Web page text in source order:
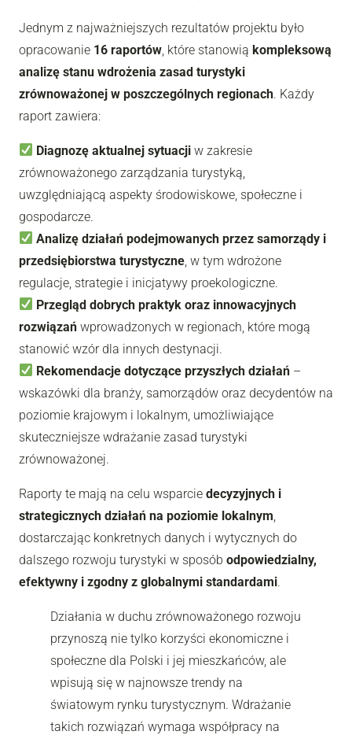
Jednym z najważniejszych rezultatów projektu było
opracowanie 16 raportów, które stanowią kompleksową
analizę stanu wdrożenia zasad turystyki
zrównoważonej w poszczególnych regionach. Każdy
raport zawiera:
Diagnozę aktualnej sytuacji w zakresie
zrównoważonego zarządzania turystyką,
uwzględniającą aspekty środowiskowe, społeczne i
gospodarcze.
Analizę działań podejmowanych przez samorządy i
przedsiębiorstwa turystyczne, w tym wdrożone
regulacje, strategie i inicjatywy proekologiczne.
Przegląd dobrych praktyk oraz innowacyjnych
rozwiązań wprowadzonych w regionach, które mogą
stanowić wzór dla innych destynacji.
Rekomendacje dotyczące przyszłych działań –
wskazówki dla branży, samorządów oraz decydentów na
poziomie krajowym i lokalnym, umożliwiające
skuteczniejsze wdrażanie zasad turystyki
zrównoważonej.
Raporty te mają na celu wsparcie decyzyjnych i
strategicznych działań na poziomie lokalnym,
dostarczając konkretnych danych i wytycznych do
dalszego rozwoju turystyki w sposób odpowiedzialny,
efektywny i zgodny z globalnymi standardami.
Działania w duchu zrównoważonego rozwoju
przynoszą nie tylko korzyści ekonomiczne i
społeczne dla Polski i jej mieszkańców, ale
wpisują się w najnowsze trendy na
światowym rynku turystycznym. Wdrażanie
takich rozwiązań wymaga współpracy na